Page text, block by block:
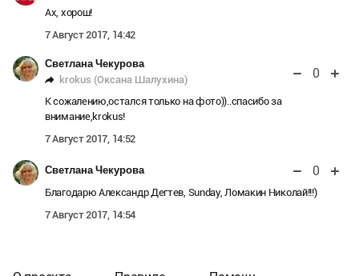
Ах, хорош!
7 Август 2017, 14:42
Светлана Чекурова
krokus (Оксана Шалухина)
0
К сожалению,остался только на фото))..спасибо за
внимание,krokus!
7 Август 2017, 14:52
Светлана Чекурова 0
Благодарю Александр Дегтев, Sunday, Ломакин Николай!!!)
7 Август 2017, 14:54